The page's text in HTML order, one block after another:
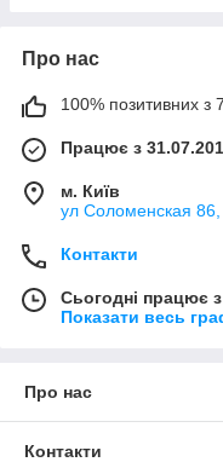
Про нас
100% позитивних з
Працює з
м. Київ
ул Соломенская 86,
Контакти
Сьогодні працює
Показати весь
Про нас
Контакти